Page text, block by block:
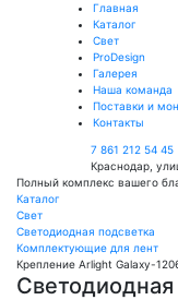
Главная
Каталог
Свет
ProDesign
Галерея
Наша команда
Поставки и
Контакты
7 861 212 54 45
Краснодар,
Полный комплекс вашего
Каталог
Свет
Светодиодная подсветка
Комплектующие для лент
Крепление Arlight Galaxy-
Светодиодная